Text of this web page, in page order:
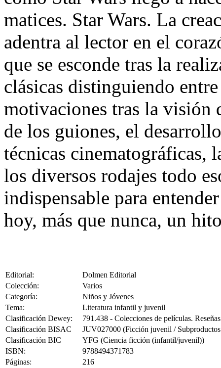
matices. Star Wars. La
adentra al lector en el
que se esconde tras la
clásicas distinguiendo
motivaciones tras la visión
de los guiones, el
técnicas cinematográficas,
los diversos rodajes todo
indispensable para
hoy, más que nunca, un
Editorial:
Dolmen Editorial
Colección:
Varios
Categoría:
Niños y Jóvenes
Tema:
Literatura infantil y juvenil
Clasificación Dewey:
791.438 - Colecciones de películas.
Clasificación BISAC
JUV027000 (Ficción juvenil /
Clasificación BIC
YFG (Ciencia ficción (infantil/juvenil))
ISBN:
9788494371783
Páginas:
216